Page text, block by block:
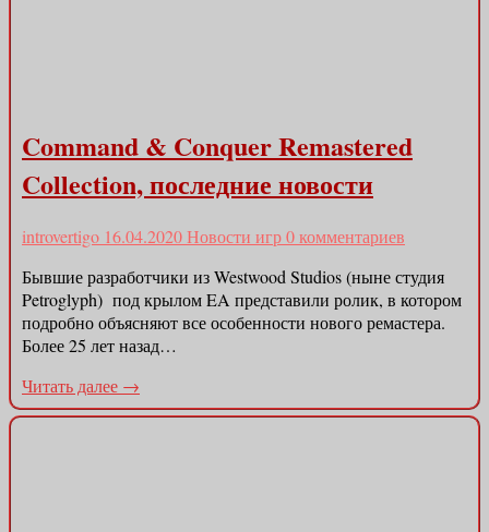
Command & Conquer Remastered
Collection, последние новости
introvertigo 16.04.2020Новости игр0 комментариев
Бывшие разработчики из Westwood Studios (ныне студия
Petroglyph) под крылом EA представили ролик, в котором
подробно объясняют все особенности нового ремастера.
Более 25 лет назад…
Читать далее →